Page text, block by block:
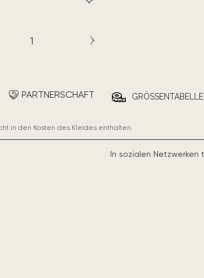
PARTNERSCHAFT GRÖSSENTABELLE
in den Kosten des Kleides enthalten.
In sozialen Netzwerken